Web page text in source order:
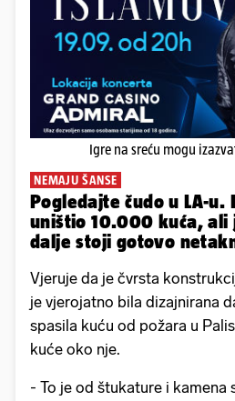
Igre na sreću mogu
NEMAJU ŠANSE
Pogledajte čudo u LA-u.
uništio 10.000 kuća, ali
dalje stoji gotovo
Vjeruje da je čvrsta
je vjerojatno bila dizajnirana
spasila kuću od požara u
kuće oko nje.
- To je od štukature i kamena